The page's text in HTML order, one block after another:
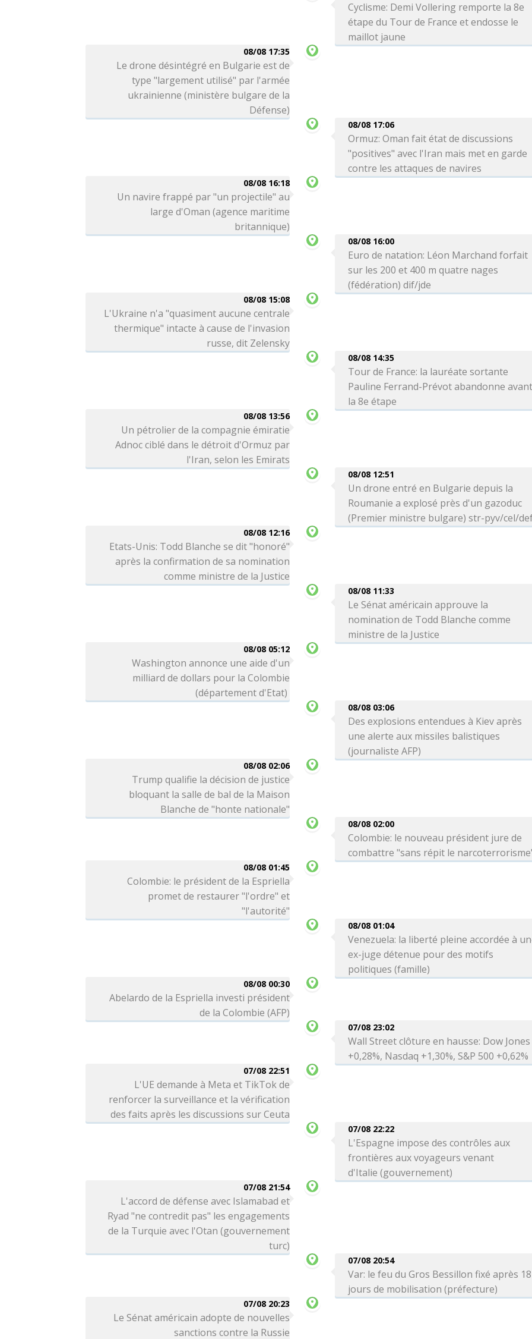
Cyclisme: Demi Vollering remporte la 8e
étape du Tour de France et endosse le
maillot jaune
08/08 17:35
Le drone désintégré en Bulgarie est de
type "largement utilisé" par l'armée
ukrainienne (ministère bulgare de la
Défense)
08/08 17:06
Ormuz: Oman fait état de discussions
"positives" avec l'Iran mais met en garde
contre les attaques de navires
08/08 16:18
Un navire frappé par "un projectile" au
large d'Oman (agence maritime
britannique)
08/08 16:00
Euro de natation: Léon Marchand forfait
sur les 200 et 400 m quatre nages
(fédération) dif/jde
08/08 15:08
L'Ukraine n'a "quasiment aucune centrale
thermique" intacte à cause de l'invasion
russe, dit Zelensky
08/08 14:35
Tour de France: la lauréate sortante
Pauline Ferrand-Prévot abandonne
la 8e étape
08/08 13:56
Un pétrolier de la compagnie émiratie
Adnoc ciblé dans le détroit d'Ormuz par
l'Iran, selon les Emirats
08/08 12:51
Un drone entré en Bulgarie depuis la
Roumanie a explosé près d'un gazoduc
(Premier ministre bulgare) str-pyv/cel/
08/08 12:16
Etats-Unis: Todd Blanche se dit "honoré"
après la confirmation de sa nomination
comme ministre de la Justice
08/08 11:33
Le Sénat américain approuve la
nomination de Todd Blanche comme
ministre de la Justice
08/08 05:12
Washington annonce une aide d'un
milliard de dollars pour la Colombie
(département d'Etat)
08/08 03:06
Des explosions entendues à Kiev après
une alerte aux missiles balistiques
(journaliste AFP)
08/08 02:06
Trump qualifie la décision de justice
bloquant la salle de bal de la Maison
Blanche de "honte nationale"
08/08 02:00
Colombie: le nouveau président jure de
combattre "sans répit le
08/08 01:45
Colombie: le président de la Espriella
promet de restaurer "l'ordre" et
"l'autorité"
08/08 01:04
Venezuela: la liberté pleine accordée à
ex-juge détenue pour des motifs
politiques (famille)
08/08 00:30
Abelardo de la Espriella investi président
de la Colombie (AFP)
07/08 23:02
Wall Street clôture en hausse: Dow Jones
+0,28%, Nasdaq +1,30%, S&P 500 +0,62%
07/08 22:51
L'UE demande à Meta et TikTok de
renforcer la surveillance et la vérification
des faits après les discussions sur Ceuta
07/08 22:22
L'Espagne impose des contrôles aux
frontières aux voyageurs venant
d'Italie (gouvernement)
07/08 21:54
L'accord de défense avec Islamabad et
Ryad "ne contredit pas" les engagements
de la Turquie avec l'Otan (gouvernement
turc)
07/08 20:54
Var: le feu du Gros Bessillon fixé après 18
jours de mobilisation (préfecture)
07/08 20:23
Le Sénat américain adopte de nouvelles
sanctions contre la Russie